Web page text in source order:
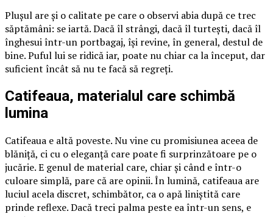
Plușul are și o calitate pe care o observi abia după ce trec
săptămâni: se iartă. Dacă îl strângi, dacă îl turtești, dacă îl
înghesui într-un portbagaj, își revine, în general, destul de
bine. Puful lui se ridică iar, poate nu chiar ca la început, dar
suficient încât să nu te facă să regreți.
Catifeaua, materialul care schimbă
lumina
Catifeaua e altă poveste. Nu vine cu promisiunea aceea de
blăniță, ci cu o eleganță care poate fi surprinzătoare pe o
jucărie. E genul de material care, chiar și când e într-o
culoare simplă, pare că are opinii. În lumină, catifeaua are
luciul acela discret, schimbător, ca o apă liniștită care
prinde reflexe. Dacă treci palma peste ea într-un sens, e